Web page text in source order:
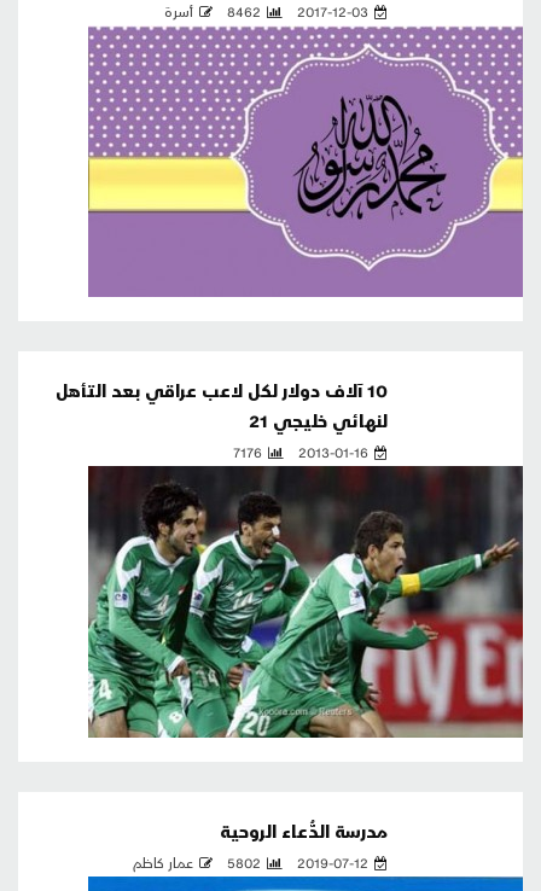
2017-12-03
8462 أسرة
10 آلاف دولار لكل لاعب عراقي بعد التأهل
لنهائي خليجي 21
2013-01-16
7176
مدرسة الدُّعاء الروحية
2019-07-12
5802 عمار كاظم